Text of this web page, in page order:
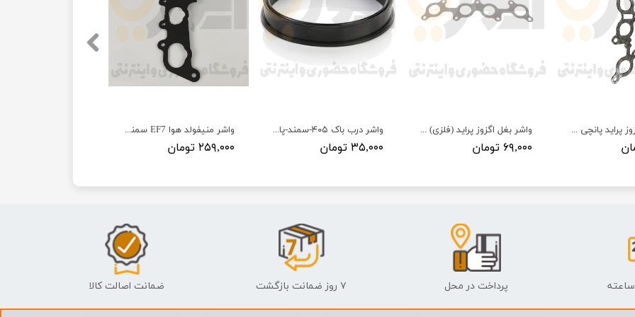
واشر منیفولد هوا EF7 سمند - ISACO - ایساکو-گارانتی پلاس
۲۵۹,۰۰۰ تومان
واشر درب باک ۴۰۵-سمند-پارس - ISACO - ایساکو آبی-گارانتی پلاس
۳۵,۰۰۰ تومان
واشر بغل اگزوز پراید (فلزی) سامیکو
۶۹,۰۰۰ تومان
واشر بغل اگزوز پراید پانچی سامیکو
پرداخت در محل ۷ روز ضمانت بازگشت ضمانت اصالت کالا